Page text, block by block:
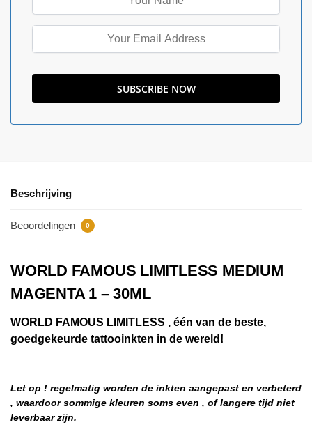
Beschrijving
Beoordelingen 0
WORLD FAMOUS LIMITLESS MEDIUM
MAGENTA 1 – 30ML
WORLD FAMOUS LIMITLESS , één van de beste,
goedgekeurde tattooinkten in de wereld!
Let op ! regelmatig worden de inkten aangepast en verbeterd
, waardoor sommige kleuren soms even , of langere tijd niet
leverbaar zijn.